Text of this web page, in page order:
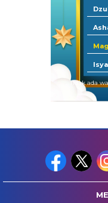
Isya
Tidak ada